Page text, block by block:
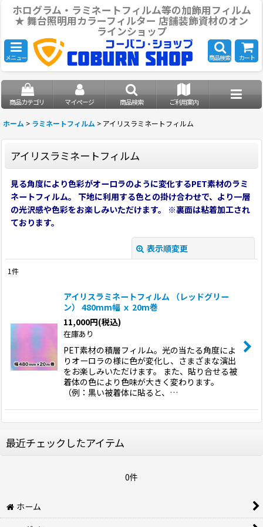
ホログラム・ラミネートフィルム等の加飾用フィルム
★ 舞台照明用カラーフィルター 店舗装飾資材のオン
ラインショップ
メニュー 商品検索 カート
商品カテゴリ マイページ 商品検索 ご利用案内
ホーム > ラミネートフィルム > アイリスラミネートフィルム
アイリスラミネートフィルム
見る角度により色彩がオーロラのように変化するPET素材のラミ
ネートフィルム。 下地に利用する色との掛け合わせで、より一層
の光沢感や色彩をお楽しみいただけます。 ※裏面は粘着加工され
ております。
表示順変更
絞り込む
1件
アイリスラミネートフィルム （レッドグリー
ン） 480mm幅 ｘ 20m巻
11,000円(税込)
在庫あり
PET素材の積層フィルム。光の当たる角度によ
りオーロラの様に色が変化し、さまざまな演出
をお楽しみいただけます。 また、貼り合せる被
着体の色により色味が大きく変わります。
（例：黒い被着体に貼ると、…
最近チェックしたアイテム
0件
ホーム